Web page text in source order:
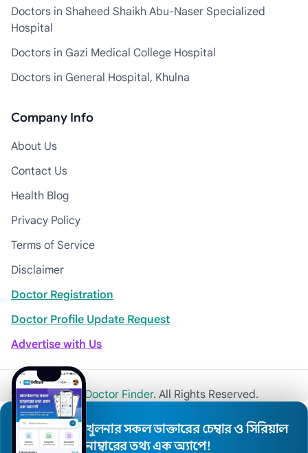
Doctors in Shaheed Shaikh Abu-Naser Specialized
Hospital
Doctors in Gazi Medical College Hospital
Doctors in General Hospital, Khulna
Company Info
About Us
Contact Us
Health Blog
Privacy Policy
Terms of Service
Disclaimer
Doctor Registration
Doctor Profile Update Request
Advertise with Us
© 2026Khulna Doctor Finder. All Rights Reserved.
খুলনার সকল ডাক্তারের চেম্বার ও সিরিয়াল
নাম্বারের তথ্য এক অ্যাপে!